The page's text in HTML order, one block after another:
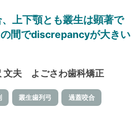
上下顎とも叢生は顕著で
間でdiscrepancyが大きい
文夫 よごさわ歯科矯正
叢生歯列弓 過蓋咬合